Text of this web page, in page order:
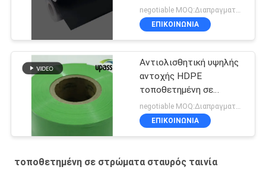
negotiable MOQ:Διαπραγματεύσιμος
ΕΠΙΚΟΙΝΩΝΊΑ
Αντιολισθητική υψηλής
αντοχής HDPE
τοποθετημένη σε
στρώματα σταυρός
ταινία για τις
αδιάβροχες μεμβράνες
negotiable MOQ:Διαπραγματεύσιμος
ΕΠΙΚΟΙΝΩΝΊΑ
τοποθετημένη σε στρώματα σταυρός ταινία